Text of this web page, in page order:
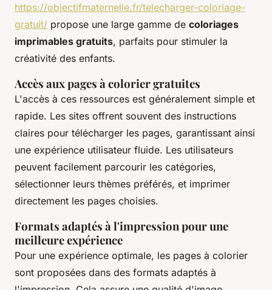
https://objectifmaternelle.fr/telecharger-coloriage-
gratuit/ propose une large gamme de coloriages
imprimables gratuits, parfaits pour stimuler la
créativité des enfants.
Accès aux pages à colorier gratuites
L'accès à ces ressources est généralement simple et
rapide. Les sites offrent souvent des instructions
claires pour télécharger les pages, garantissant ainsi
une expérience utilisateur fluide. Les utilisateurs
peuvent facilement parcourir les catégories,
sélectionner leurs thèmes préférés, et imprimer
directement les pages choisies.
Formats adaptés à l'impression pour une
meilleure expérience
Pour une expérience optimale, les pages à colorier
sont proposées dans des formats adaptés à